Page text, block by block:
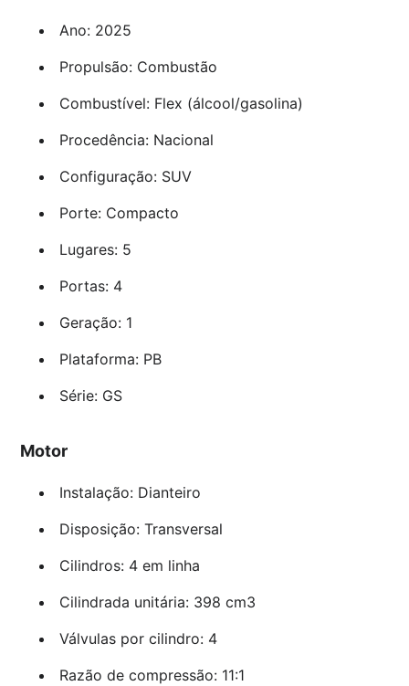
Ano: 2025
Propulsão: Combustão
Combustível: Flex (álcool/gasolina)
Procedência: Nacional
Configuração: SUV
Porte: Compacto
Lugares: 5
Portas: 4
Geração: 1
Plataforma: PB
Série: GS
Motor
Instalação: Dianteiro
Disposição: Transversal
Cilindros: 4 em linha
Cilindrada unitária: 398 cm3
Válvulas por cilindro: 4
Razão de compressão: 11:1